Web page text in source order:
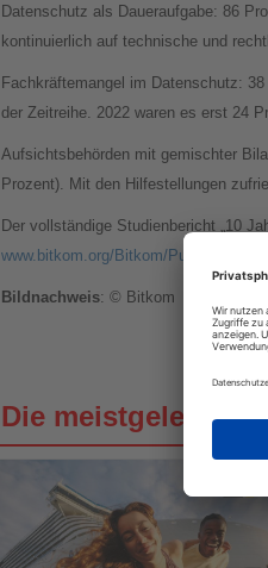
Datenschutz als Daueraufgabe: 86
kontinuierlich auf technische und
Fachkräftemangel im Datenschutz:
der Zeitreihe. 2022 waren es erst 24
Aufsichtsbehörden mit gemischter
Prozent). Mit den Hilfestellungen
Der vollständige Studienbericht „10
www.bitkom.org/Bitkom/Publikationen/
Bildnachweis: © Bitkom
Die